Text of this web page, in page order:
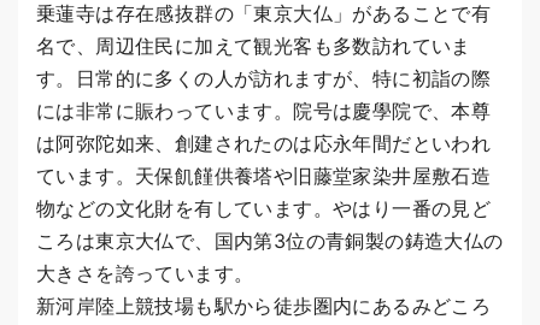
乗蓮寺は存在感抜群の「東京大仏」があることで有
名で、周辺住民に加えて観光客も多数訪れていま
す。日常的に多くの人が訪れますが、特に初詣の際
には非常に賑わっています。院号は慶學院で、本尊
は阿弥陀如来、創建されたのは応永年間だといわれ
ています。天保飢饉供養塔や旧藤堂家染井屋敷石造
物などの文化財を有しています。やはり一番の見ど
ころは東京大仏で、国内第3位の青銅製の鋳造大仏の
大きさを誇っています。
新河岸陸上競技場も駅から徒歩圏内にあるみどころ